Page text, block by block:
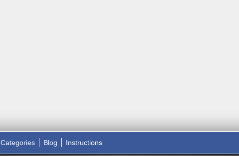
Categories Blog Instructions